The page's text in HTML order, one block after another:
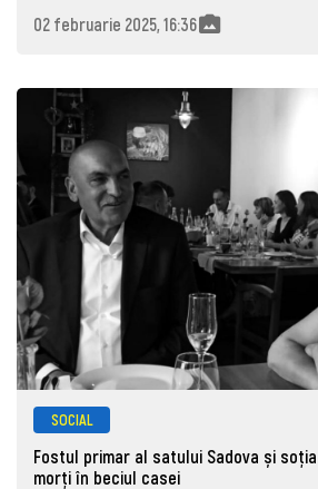
02 februarie 2025, 16:36
SOCIAL
Fostul primar al satului Sadova și
morţi în beciul casei